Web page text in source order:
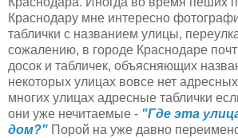
Краснодару мне интересно
таблички с названием улицы,
сожалению, в городе Краснодаре
досок и табличек, объясняющих
некоторых улицах вовсе нет
многих улицах адресные таблички
они уже нечитаемые - "Где эта
дом?" Порой на уже давно